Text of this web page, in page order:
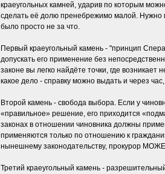
краеугольных камней, ударив по которым
сделать её долю пренебрежимо малой. Нужно
было просто не за что.
Первый краеугольный камень - "принцип
допускать его применение без
законе вы легко найдёте точки, где
какое дело - справку можно выдать и через
Второй камень - свобода выбора. Если у
«правильное» решение, его приходится
законах в отношении чиновника должны
применяются только по отношению к
нынешнему законодательству, прокурор
Третий краеугольный камень -